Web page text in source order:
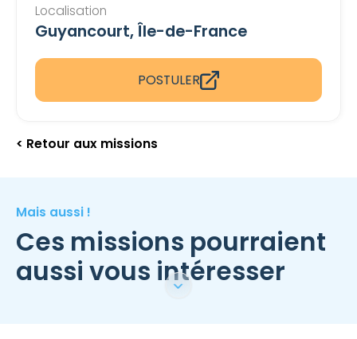
Localisation
Guyancourt, Île-de-France
POSTULER
< Retour aux missions
Mais aussi !
Ces missions pourraient
aussi vous intéresser